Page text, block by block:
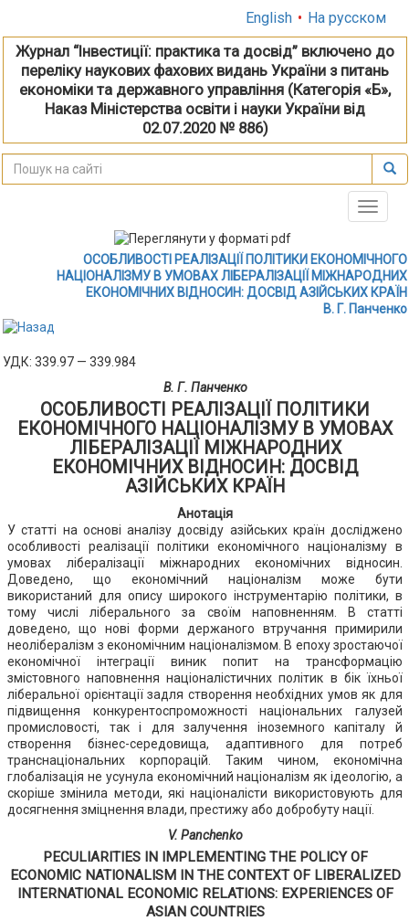
English • На русском
Журнал “Інвестиції: практика та досвід” включено до
переліку наукових фахових видань України з питань
економіки та державного управління (Категорія «Б»,
Наказ Міністерства освіти і науки України від
02.07.2020 № 886)
Toggle
ОСОБЛИВОСТІ РЕАЛІЗАЦІЇ ПОЛІТИКИ ЕКОНОМІЧНОГО
НАЦІОНАЛІЗМУ В УМОВАХ ЛІБЕРАЛІЗАЦІЇ МІЖНАРОДНИХ
ЕКОНОМІЧНИХ ВІДНОСИН: ДОСВІД АЗІЙСЬКИХ КРАЇН
В. Г. Панченко
УДК: 339.97 — 339.984
В. Г. Панченко
ОСОБЛИВОСТІ РЕАЛІЗАЦІЇ ПОЛІТИКИ
ЕКОНОМІЧНОГО НАЦІОНАЛІЗМУ В УМОВАХ
ЛІБЕРАЛІЗАЦІЇ МІЖНАРОДНИХ
ЕКОНОМІЧНИХ ВІДНОСИН: ДОСВІД
АЗІЙСЬКИХ КРАЇН
Анотація
У статті на основі аналізу досвіду азійських країн досліджено
особливості реалізації політики економічного націоналізму в
умовах лібералізації міжнародних економічних відносин.
Доведено, що економічний націоналізм може бути
використаний для опису широкого інструментарію політики, в
тому числі ліберального за своїм наповненням. В статті
доведено, що нові форми держаного втручання примирили
неолібералізм з економічним націоналізмом. В епоху зростаючої
економічної інтеграції виник попит на трансформацію
змістовного наповнення націоналістичних політик в бік їхньої
ліберальної орієнтації задля створення необхідних умов як для
підвищення конкурентоспроможності національних галузей
промисловості, так і для залучення іноземного капіталу й
створення бізнес-середовища, адаптивного для потреб
транснаціональних корпорацій. Таким чином, економічна
глобалізація не усунула економічний націоналізм як ідеологію, а
скоріше змінила методи, які націоналісти використовують для
досягнення зміцнення влади, престижу або добробуту нації.
V. Panchenko
PECULIARITIES IN IMPLEMENTING THE POLICY OF
ECONOMIC NATIONALISM IN THE CONTEXT OF LIBERALIZED
INTERNATIONAL ECONOMIC RELATIONS: EXPERIENCES OF
ASIAN COUNTRIES